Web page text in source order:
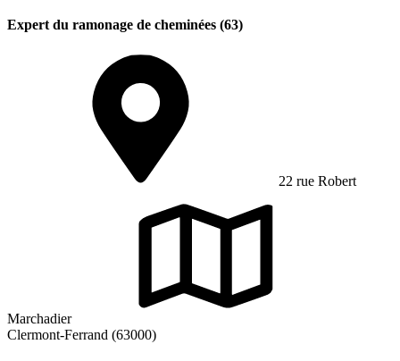
Expert du ramonage de cheminées (63)
22 rue Robert
Marchadier
Clermont-Ferrand (63000)